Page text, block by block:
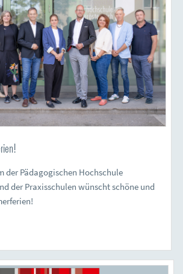
der Pädagogischen Hochschule
der Praxisschulen wünscht schöne und